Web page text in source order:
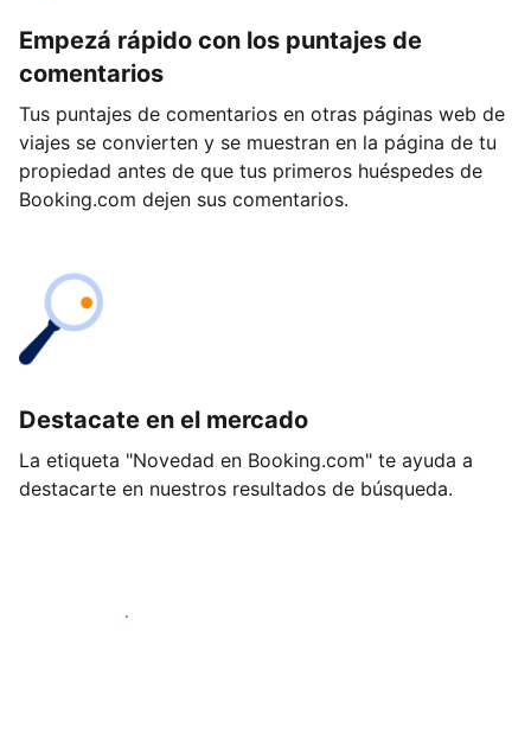
Empezá rápido con los puntajes de
comentarios
Tus puntajes de comentarios en otras páginas web de
viajes se convierten y se muestran en la página de tu
propiedad antes de que tus primeros huéspedes de
Booking.com dejen sus comentarios.
Destacate en el mercado
La etiqueta "Novedad en Booking.com" te ayuda a
destacarte en nuestros resultados de búsqueda.
Empezá hoy mismo